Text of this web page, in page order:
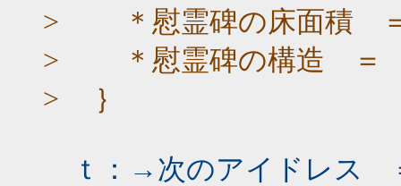
> ＊慰霊碑の床面積
> ＊慰霊碑の構造 ＝
> ｝
ｔ：→次のアイドレス